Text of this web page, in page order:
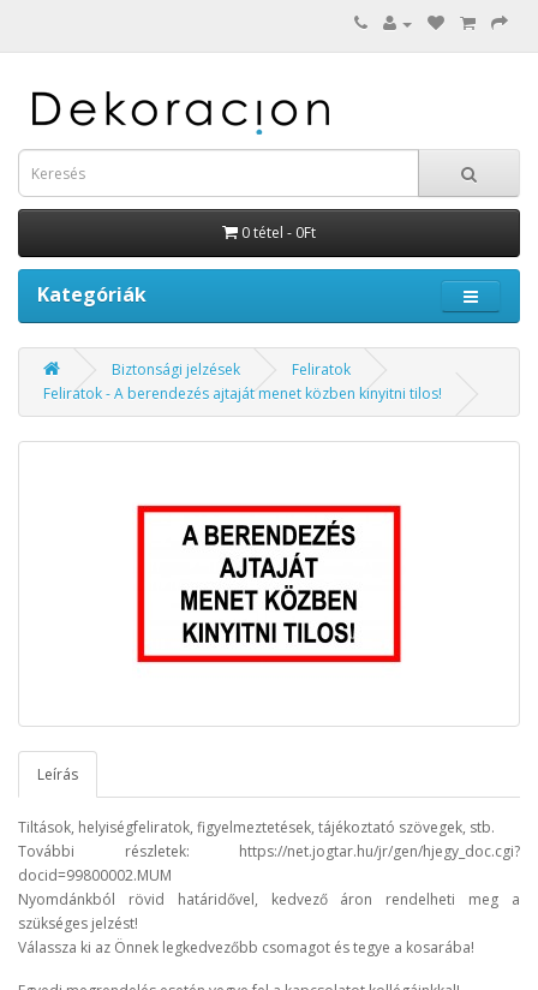
0 tétel - 0Ft
Kategóriák
Biztonsági jelzések
Feliratok
Feliratok - A berendezés ajtaját menet közben kinyitni tilos!
Leírás
Tiltások, helyiségfeliratok, figyelmeztetések, tájékoztató szövegek, stb.
További részletek: https://net.jogtar.hu/jr/gen/hjegy_doc.cgi?
docid=99800002.MUM
Nyomdánkból rövid határidővel, kedvező áron rendelheti meg a
szükséges jelzést!
Válassza ki az Önnek legkedvezőbb csomagot és tegye a kosarába!